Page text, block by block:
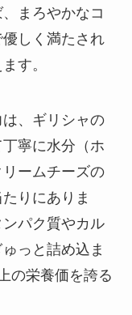
まろやかなコ
しく満たされ
す。
、ギリシャの
寧に水分（ホ
ームチーズの
りにありま
パク質やカル
っと詰め込ま
の栄養価を誇る